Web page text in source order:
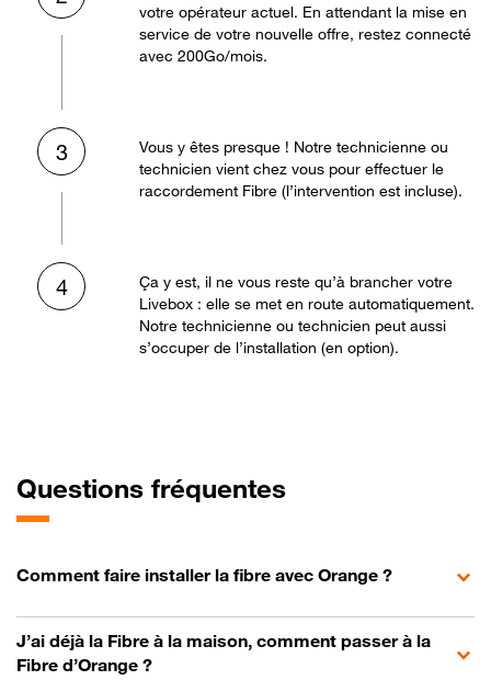
votre opérateur actuel. En attendant la mise en
service de votre nouvelle offre, restez connecté
avec 200Go/mois.
3
Vous y êtes presque ! Notre technicienne ou
technicien vient chez vous pour effectuer le
raccordement Fibre (l’intervention est incluse).
4
Ça y est, il ne vous reste qu’à brancher votre
Livebox : elle se met en route automatiquement.
Notre technicienne ou technicien peut aussi
s’occuper de l’installation (en option).
Questions fréquentes
Comment faire installer la fibre avec Orange ?
J’ai déjà la Fibre à la maison, comment passer à la
Fibre d’Orange ?